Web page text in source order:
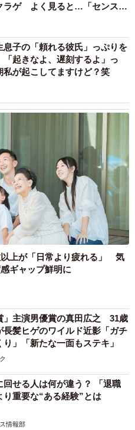
ラゲ よく見ると…「センスす
息子の「頼れる彼氏」っぷりを
起きなよ、遅刻するよ」っ
が起こしてますけど？笑
以上が「日常より疲れる」 気
ギャップ鮮明に
」主演男優賞の真田広之 31歳
長髪ヒゲのワイルド近影「ガチ
り」「新たな一面もステキ」
回せる人は何が違う？ 「退職
り重要な“ある経験”とは
情報部